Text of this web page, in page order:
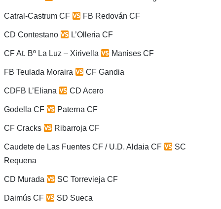
Catral-Castrum CF FB Redován CF
CD Contestano L’Olleria CF
CF At. Bº La Luz – Xirivella Manises CF
FB Teulada Moraira CF Gandia
CDFB L’Eliana CD Acero
Godella CF Paterna CF
CF Cracks Ribarroja CF
Caudete de Las Fuentes CF / U.D. Aldaia CF
SC
Requena
CD Murada SC Torrevieja CF
Daimús CF SD Sueca